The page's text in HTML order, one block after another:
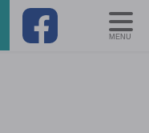
MENU